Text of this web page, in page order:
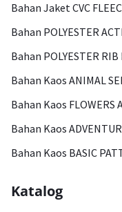
Bahan Jaket CVC
Bahan POLYESTER
Bahan POLYESTER
Bahan Kaos ANIMAL
Bahan Kaos FLOWERS
Bahan Kaos
Bahan Kaos BASIC
Katalog